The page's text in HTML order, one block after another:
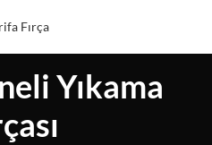
Yıkama